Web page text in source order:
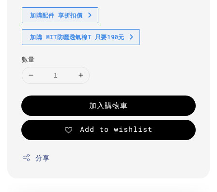
加購配件 享折扣價
加購 MIT防曬透氣棉T 只要190元
數量
加入購物車
Add to wishlist
分享